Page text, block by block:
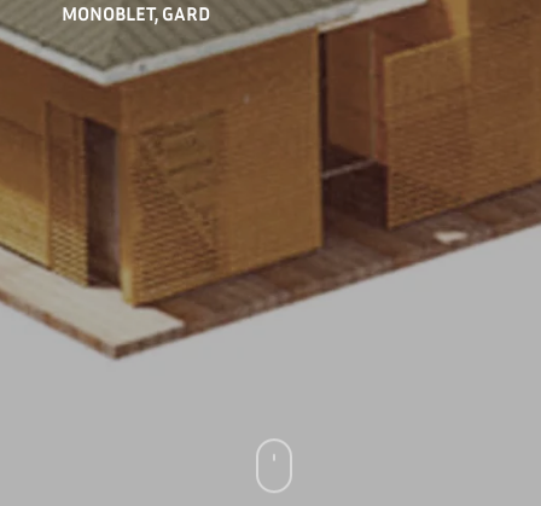
MONOBLET, GARD